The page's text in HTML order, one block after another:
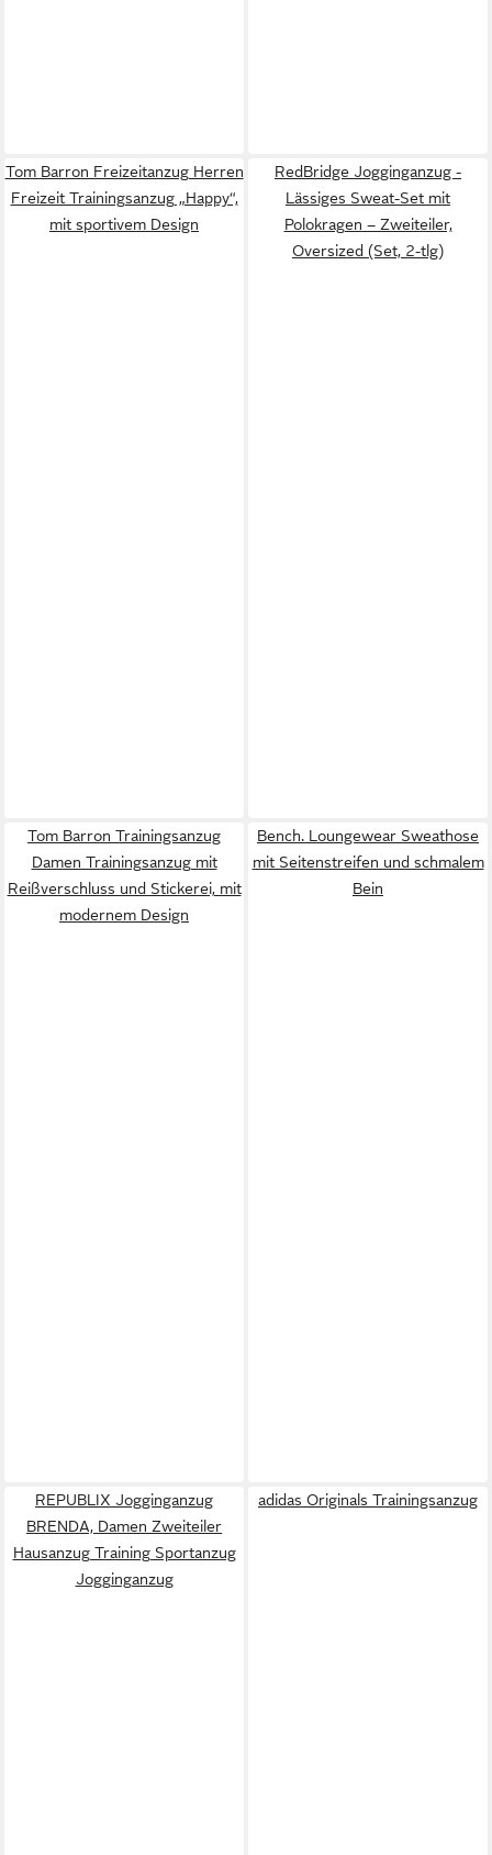
Tom Barron Freizeitanzug Herren
Freizeit Trainingsanzug „Happy“,
mit sportivem Design
RedBridge Jogginganzug -
Lässiges Sweat-Set mit
Polokragen – Zweiteiler,
Oversized (Set, 2-tlg)
Tom Barron Trainingsanzug
Damen Trainingsanzug mit
Reißverschluss und Stickerei, mit
modernem Design
Bench. Loungewear Sweathose
mit Seitenstreifen und schmalem
Bein
REPUBLIX Jogginganzug
BRENDA, Damen Zweiteiler
Hausanzug Training Sportanzug
Jogginganzug
adidas Originals Trainingsanzug